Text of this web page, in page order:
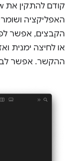
האפליקציה
הקבצים, אפשר
ההקשר. אפשר